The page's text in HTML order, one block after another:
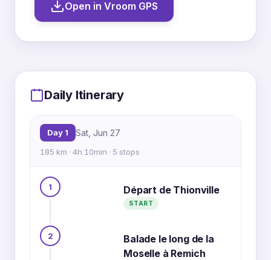
Open in Vroom GPS
16
MapLibre|OpenFreeMap © OpenMapTilesData fromOpenStreetMap
Daily Itinerary
Day 1 Sat, Jun 27
185 km · 4h 10min · 5 stops
1 Départ de Thionville
START
2
Balade le long de la
Moselle à Remich